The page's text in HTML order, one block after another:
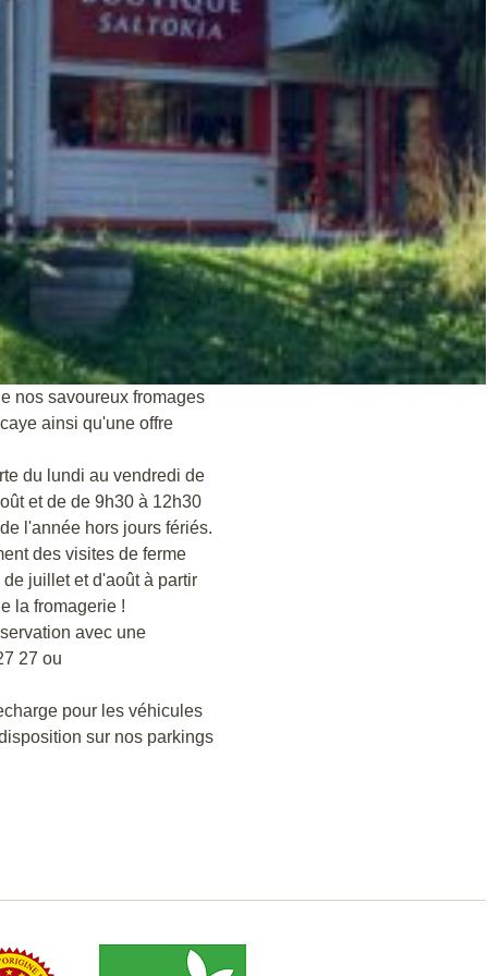
nos savoureux fromages
ainsi qu'une offre
du lundi au vendredi de
et de de 9h30 à 12h30
l'année hors jours fériés.
des visites de ferme
juillet et d'août à partir
la fromagerie !
avec une
27 ou
pour les véhicules
sur nos parkings